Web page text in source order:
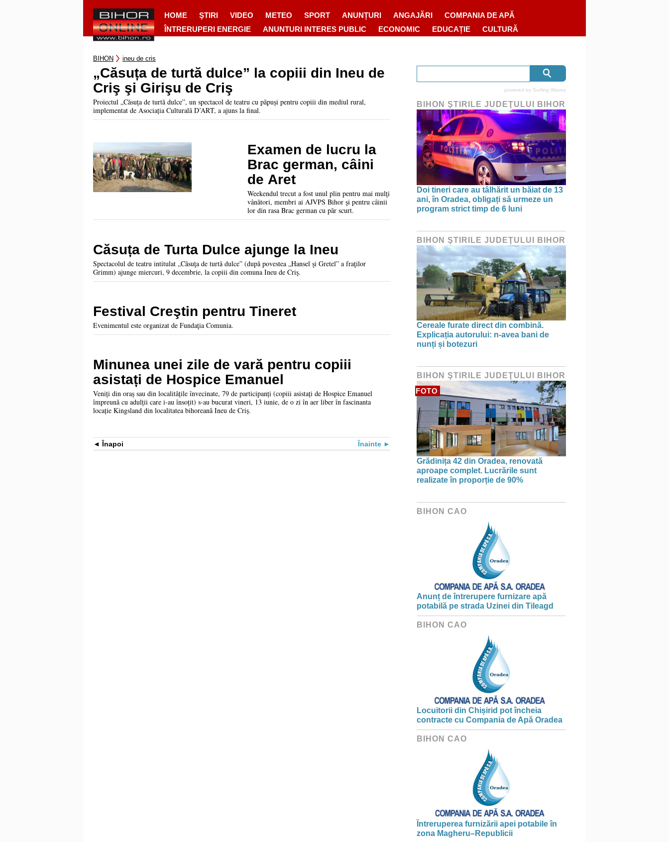
HOME ŞTIRI VIDEO METEO SPORT ANUNȚURI ANGAJĂRI
COMPANIA DE APĂ
ÎNTRERUPERI ENERGIE
ANUNTURI INTERES PUBLIC ECONOMIC EDUCAȚIE CULTURĂ
BIHON ineu de cris
„Căsuța de turtă dulce” la copiii din Ineu de
Criş şi Girişu de Criş
Proiectul „Căsuța de turtă dulce”, un spectacol de teatru cu păpuși pentru copiii din mediul rural,
implementat de Asociația Culturală D’ART, a ajuns la final.
Examen de lucru la
Brac german, câini
de Aret
Weekendul trecut a fost unul plin pentru mai mulţi
vânători, membri ai AJVPS Bihor şi pentru câinii
lor din rasa Brac german cu păr scurt.
Căsuța de Turta Dulce ajunge la Ineu
Spectacolul de teatru intitulat „Căsuţa de turtă dulce” (după povestea „Hansel şi Gretel” a fraţilor
Grimm) ajunge miercuri, 9 decembrie, la copiii din comuna Ineu de Criş.
Festival Creştin pentru Tineret
Evenimentul este organizat de Fundaţia Comunia.
Minunea unei zile de vară pentru copiii
asistați de Hospice Emanuel
Veniți din oraș sau din localitățile învecinate, 79 de participanți (copiii asistați de Hospice Emanuel
împreună cu adulții care i-au însoțit) s-au bucurat vineri, 13 iunie, de o zi în aer liber în fascinanta
locație Kingsland din localitatea bihoreană Ineu de Criș.
Înapoi Înainte
powered by Surfing Waves
BIHON ŞTIRILE JUDEŢULUI BIHOR
Doi tineri care au tâlhărit un băiat de 13
ani, în Oradea, obligați să urmeze un
program strict timp de 6 luni
BIHON ŞTIRILE JUDEŢULUI BIHOR
Cereale furate direct din combină.
Explicația autorului: n-avea bani de
nunți și botezuri
BIHON ŞTIRILE JUDEŢULUI BIHOR
FOTO
Grădinița 42 din Oradea, renovată
aproape complet. Lucrările sunt
realizate în proporție de 90%
BIHON CAO
Anunț de întrerupere furnizare apă
potabilă pe strada Uzinei din Tileagd
BIHON CAO
Locuitorii din Chișirid pot încheia
contracte cu Compania de Apă Oradea
BIHON CAO
Întreruperea furnizării apei potabile în
zona Magheru–Republicii